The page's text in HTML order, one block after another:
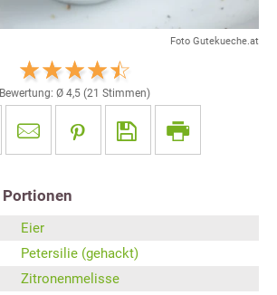
Foto Gutekueche.at
Bewertung: Ø 4,5(21 Stimmen)
Portionen
Eier
Petersilie (gehackt)
Zitronenmelisse